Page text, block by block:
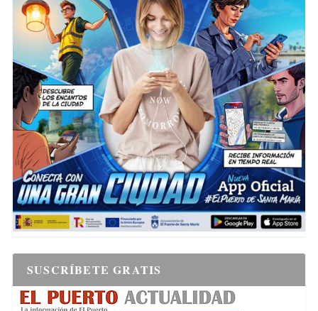
SUSCRÍBETE GRATIS